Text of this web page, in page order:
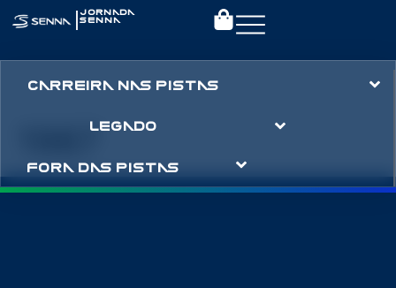
| JORNADA
SENNA
CARREIRA NAS PISTAS
LEGADO
FORA DAS PISTAS
1987